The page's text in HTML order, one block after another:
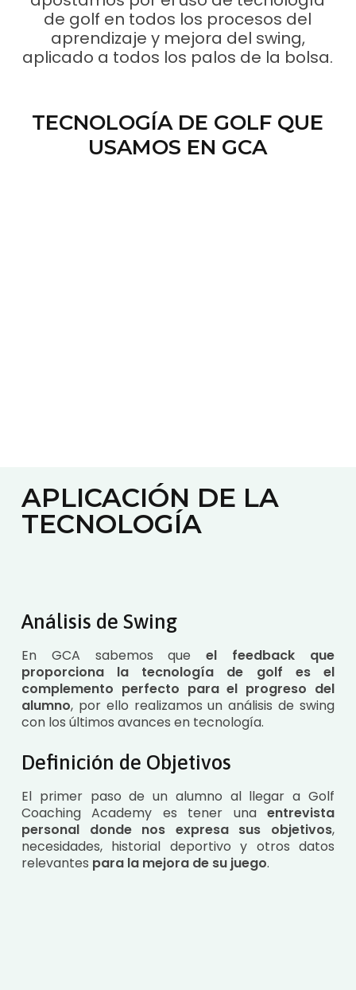
de golf en todos los procesos del
aprendizaje y mejora del swing,
aplicado a todos los palos de la bolsa.
TECNOLOGÍA DE GOLF QUE
USAMOS EN GCA
APLICACIÓN DE LA
TECNOLOGÍA
Análisis de Swing
En GCA sabemos queel feedback que
proporciona la tecnología de golf es el
complemento perfecto para el progreso del
alumno, por ello realizamos un análisis de swing
con los últimos avances en tecnología.
Definición de Objetivos
El primer paso de un alumno al llegar a Golf
Coaching Academy es tener unaentrevista
personal donde nos expresa sus objetivos,
necesidades, historial deportivo y otros datos
relevantes para la mejora de su juego.